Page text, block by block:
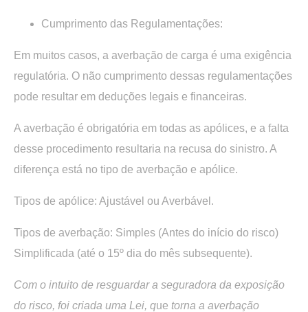
Cumprimento das Regulamentações:
Em muitos casos, a averbação de carga é uma exigência
regulatória. O não cumprimento dessas regulamentações
pode resultar em deduções legais e financeiras.
A averbação é obrigatória em todas as apólices, e a falta
desse procedimento resultaria na recusa do sinistro. A
diferença está no tipo de averbação e apólice.
Tipos de apólice: Ajustável ou Averbável.
Tipos de averbação: Simples (Antes do início do risco)
Simplificada (até o 15º dia do mês subsequente).
Com o intuito de resguardar a seguradora da exposição
do risco, foi criada uma Lei, que torna a averbação